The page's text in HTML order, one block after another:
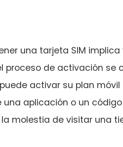
una tarjeta SIM
proceso de activación se
activar su plan móvil
aplicación o un
molestia de visitar una